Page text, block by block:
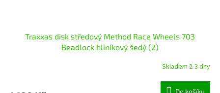
Traxxas disk středový Method Race Wheels 703
Beadlock hliníkový šedý (2)
Skladem 2-3 dny
Do košíku